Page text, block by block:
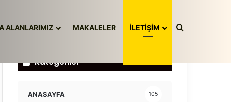
ALANLARIMIZ MAKALELER İLETİŞİM Arama yap
Kategoriler
ANASAYFA 105